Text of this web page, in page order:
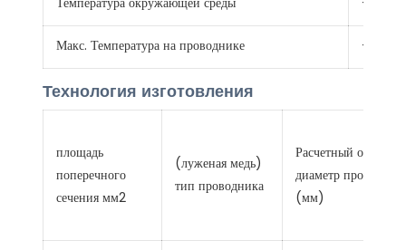
Макс. Температура на проводнике +120 ℃
Технология изготовления
площадь
поперечного
сечения мм2
(луженая медь)
тип проводника
Расчетный общий
диаметр
(мм)